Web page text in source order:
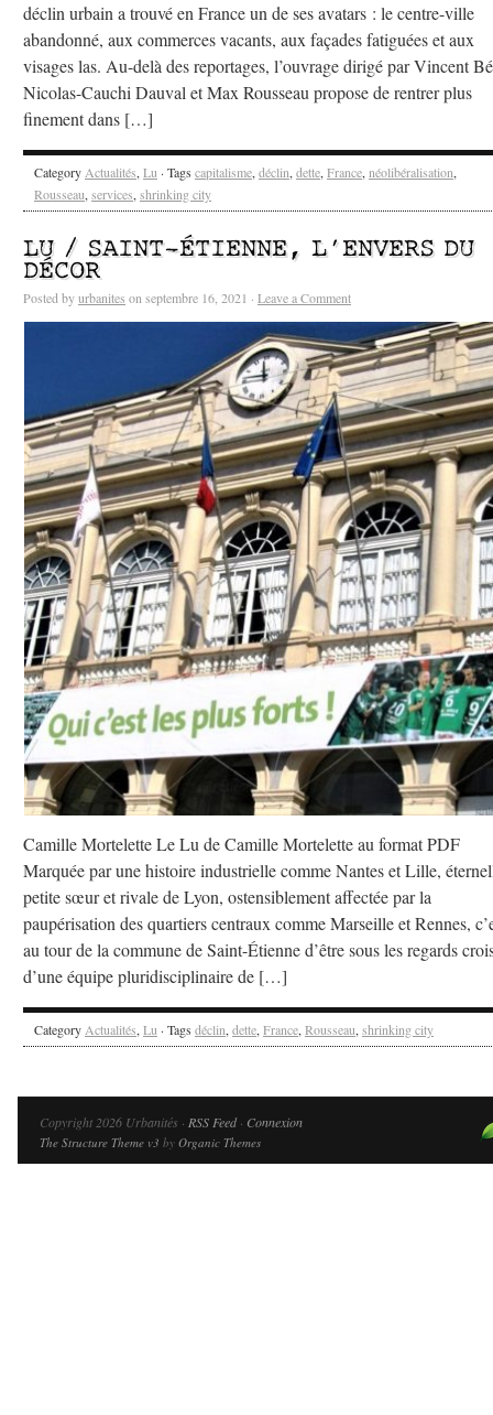
déclin urbain a trouvé en France un de ses avatars : le centre-ville
abandonné, aux commerces vacants, aux façades fatiguées et aux
visages las. Au-delà des reportages, l’ouvrage dirigé par Vincent
Nicolas-Cauchi Dauval et Max Rousseau propose de rentrer plus
finement dans […]
Category Actualités, Lu · Tags capitalisme, déclin, dette, France, néolibéralisation,
Rousseau, services, shrinking city
LU / SAINT-ÉTIENNE, L’ENVERS DU
DÉCOR
Posted byurbanites on septembre 16, 2021 · Leave a Comment
Camille Mortelette Le Lu de Camille Mortelette au format PDF
Marquée par une histoire industrielle comme Nantes et Lille,
petite sœur et rivale de Lyon, ostensiblement affectée par la
paupérisation des quartiers centraux comme Marseille et Rennes,
au tour de la commune de Saint-Étienne d’être sous les regards
d’une équipe pluridisciplinaire de […]
Category Actualités, Lu · Tags déclin, dette, France, Rousseau, shrinking city
Copyright 2026 Urbanités · RSS Feed· Connexion
The Structure Theme v3 by Organic Themes